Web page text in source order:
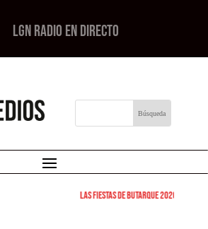
LGN RADIO EN DIRECTO
Las Fiestas de Butarque 2026 arrancan